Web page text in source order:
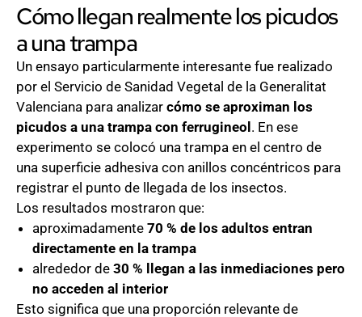
Cómo llegan realmente los picudos
a una trampa
Un ensayo particularmente interesante fue realizado
por el Servicio de Sanidad Vegetal de la Generalitat
Valenciana para analizar cómo se aproximan los
picudos a una trampa con ferrugineol . En ese
experimento se colocó una trampa en el centro de
una superficie adhesiva con anillos concéntricos para
registrar el punto de llegada de los insectos.
Los resultados mostraron que:
aproximadamente70 % de los adultos entran
directamente en la trampa
alrededor de30 % llegan a las inmediaciones pero
no acceden al interior
Esto significa que una proporción relevante de